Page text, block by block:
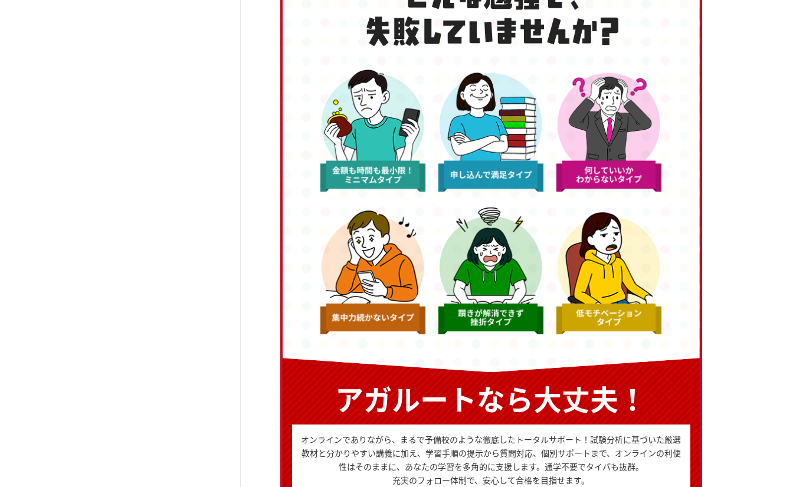
アガルートなら大丈夫！
オンラインでありながら、まるで予備校のような徹底したトータルサポート！試験分析に基づいた厳選
教材と分かりやすい講義に加え、学習手順の提示から質問対応、個別サポートまで、オンラインの利便
性はそのままに、あなたの学習を多角的に支援します。通学不要でタイパも抜群。
充実のフォロー体制で、安心して合格を目指せます。